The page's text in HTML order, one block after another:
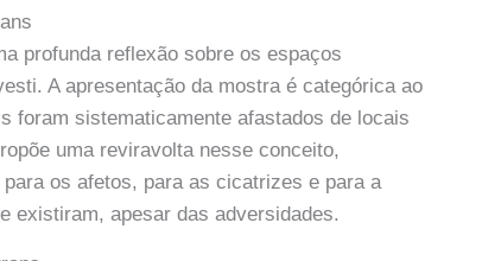
profunda reflexão sobre os espaços
A apresentação da mostra é categórica ao
foram sistematicamente afastados de locais
uma reviravolta nesse conceito,
os afetos, para as cicatrizes e para a
existiram, apesar das adversidades.